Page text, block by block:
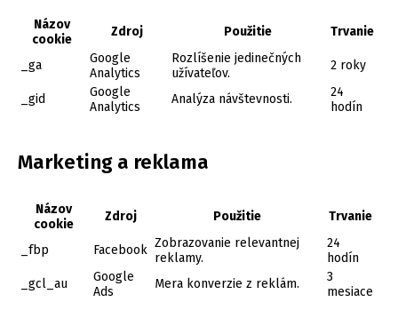
Názov
cookie
Zdroj Použitie Trvanie
_ga
Google
Analytics
Rozlíšenie jedinečných
užívateľov.
2 roky
_gid
Google
Analytics
Analýza návštevnosti.
24
hodín
Marketing a reklama
Názov
cookie
Zdroj Použitie Trvanie
_fbp Facebook Zobrazovanie relevantnej
reklamy.
24
hodín
_gcl_au
Google
Ads
Mera konverzie z reklám.
3
mesiace